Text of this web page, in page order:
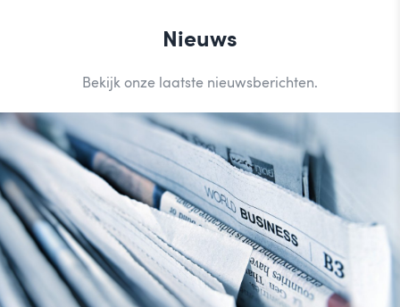
Nieuws
Bekijk onze laatste nieuwsberichten.